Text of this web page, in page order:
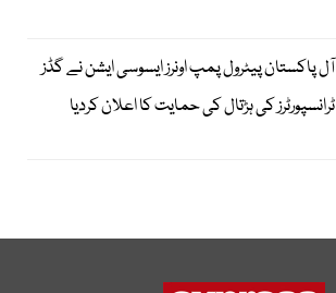
آل پاکستان پیٹرول پمپ اونرز ایسوسی ایشن نے گڈز
ٹرانسپورٹرز کی ہڑتال کی حمایت کا اعلان کردیا